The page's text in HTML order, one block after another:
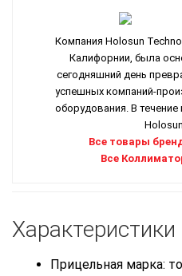
Компания Holosun
Калифорнии, была
сегодняшний день
успешных компаний-
оборудования. В
Все товары
Все
Характеристики
Прицельная марка: